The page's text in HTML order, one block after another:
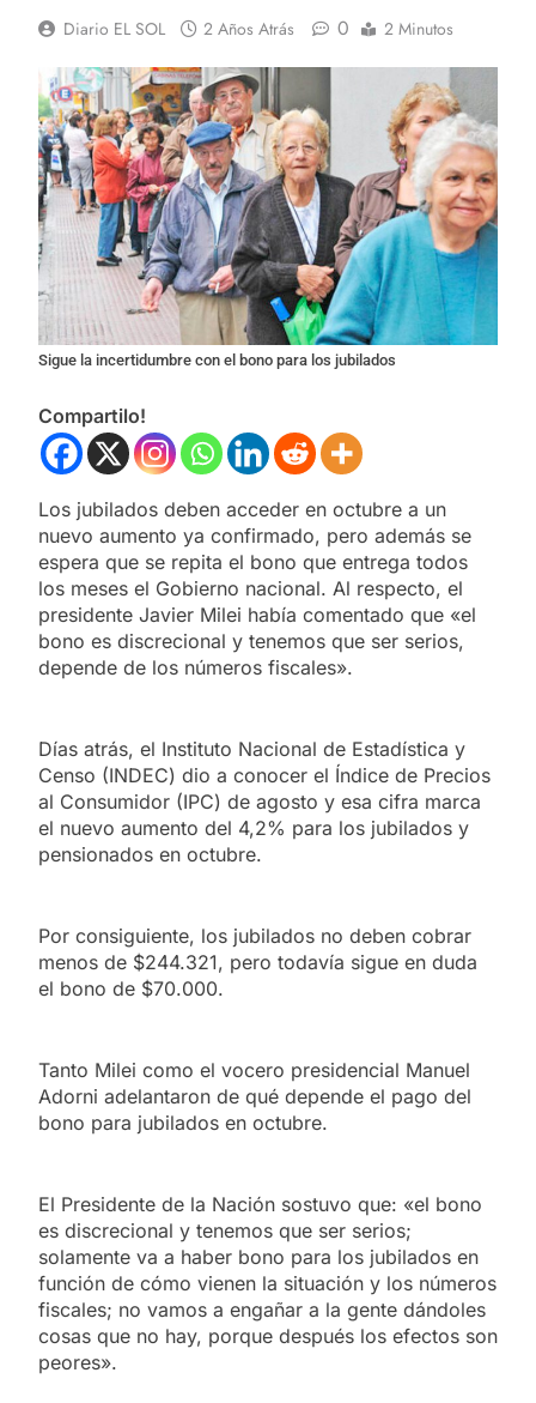
Diario EL SOL 2 Años Atrás 0 2 Minutos
Sigue la incertidumbre con el bono para los jubilados
Compartilo!
Los jubilados deben acceder en octubre a un
nuevo aumento ya confirmado, pero además se
espera que se repita el bono que entrega todos
los meses el Gobierno nacional. Al respecto, el
presidente Javier Milei había comentado que «el
bono es discrecional y tenemos que ser serios,
depende de los números fiscales».
Días atrás, el Instituto Nacional de Estadística y
Censo (INDEC) dio a conocer el Índice de Precios
al Consumidor (IPC) de agosto y esa cifra marca
el nuevo aumento del 4,2% para los jubilados y
pensionados en octubre.
Por consiguiente, los jubilados no deben cobrar
menos de $244.321, pero todavía sigue en duda
el bono de $70.000.
Tanto Milei como el vocero presidencial Manuel
Adorni adelantaron de qué depende el pago del
bono para jubilados en octubre.
El Presidente de la Nación sostuvo que: «el bono
es discrecional y tenemos que ser serios;
solamente va a haber bono para los jubilados en
función de cómo vienen la situación y los números
fiscales; no vamos a engañar a la gente dándoles
cosas que no hay, porque después los efectos son
peores».